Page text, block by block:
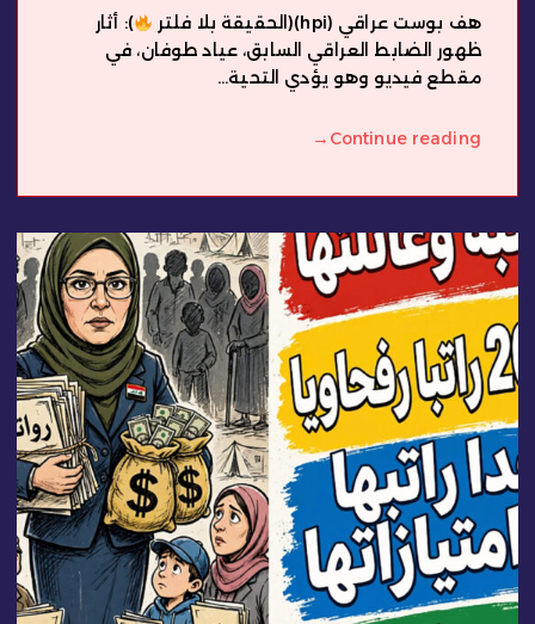
هف بوست عراقي (hpi)(الحقيقة بلا فلتر
): أثار
ظهور الضابط العراقي السابق، عياد طوفان، في
مقطع فيديو وهو يؤدي التحية...
Continue reading
→